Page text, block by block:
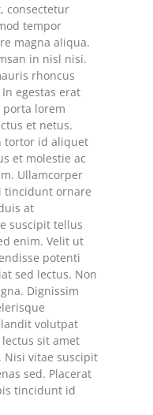
consectetur
tempor
magna aliqua.
in nisl nisi.
rhoncus
egestas erat
lorem
et netus.
tortor id aliquet
et molestie ac
Ullamcorper
tincidunt ornare
at
suscipit tellus
enim. Velit ut
potenti
sed lectus. Non
Dignissim
volutpat
sit amet
Nisi vitae suscipit
sed. Placerat
tincidunt id